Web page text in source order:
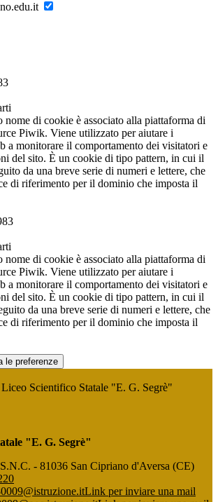
nome di cookie è associato alla piattaforma di
Piwik. Viene utilizzato per aiutare i
a monitorare il comportamento dei visitatori e
del sito. È un cookie di tipo pattern, in cui il
da una breve serie di numeri e lettere, che
di riferimento per il dominio che imposta il
nome di cookie è associato alla piattaforma di
Piwik. Viene utilizzato per aiutare i
a monitorare il comportamento dei visitatori e
del sito. È un cookie di tipo pattern, in cui il
da una breve serie di numeri e lettere, che
di riferimento per il dominio che imposta il
le preferenze
Liceo Scientifico Statale "E. G. Segrè"
"E. G. Segrè"
- 81036 San Cipriano d'Aversa (CE)
Link per inviare una mail